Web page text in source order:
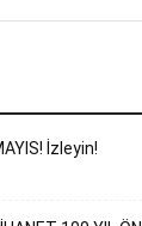
İzleyin!